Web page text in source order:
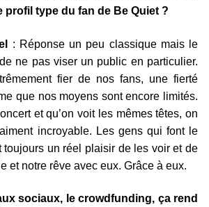
profil type du fan de Be Quiet ?
: Réponse un peu classique mais le
ne pas viser un public en particulier.
fier de nos fans, une fierté
que nos moyens sont encore limités.
et qu’on voit les mêmes têtes, on
incroyable. Les gens qui font le
toujours un réel plaisir de les voir et de
et notre rêve avec eux. Grâce à eux.
sociaux, le crowdfunding, ça rend